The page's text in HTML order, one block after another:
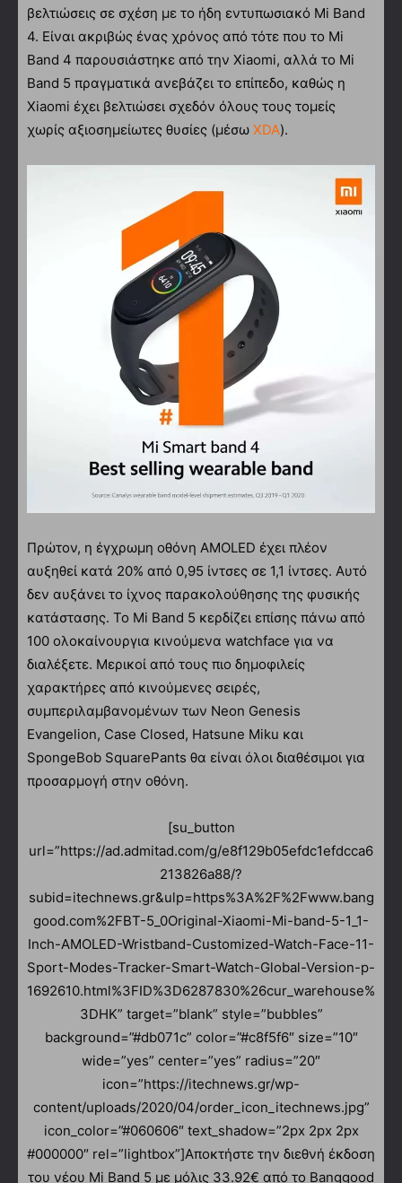
βελτιώσεις σε σχέση με το ήδη εντυπωσιακό Mi Band
4. Είναι ακριβώς ένας χρόνος από τότε που το Mi
Band 4 παρουσιάστηκε από την Xiaomi, αλλά το Mi
Band 5 πραγματικά ανεβάζει το επίπεδο, καθώς η
Xiaomi έχει βελτιώσει σχεδόν όλους τους τομείς
χωρίς αξιοσημείωτες θυσίες (μέσω XDA).
Πρώτον, η έγχρωμη οθόνη AMOLED έχει πλέον
αυξηθεί κατά 20% από 0,95 ίντσες σε 1,1 ίντσες. Αυτό
δεν αυξάνει το ίχνος παρακολούθησης της φυσικής
κατάστασης. Το Mi Band 5 κερδίζει επίσης πάνω από
100 ολοκαίνουργια κινούμενα watchface για να
διαλέξετε. Μερικοί από τους πιο δημοφιλείς
χαρακτήρες από κινούμενες σειρές,
συμπεριλαμβανομένων των Neon Genesis
Evangelion, Case Closed, Hatsune Miku και
SpongeBob SquarePants θα είναι όλοι διαθέσιμοι για
προσαρμογή στην οθόνη.
[su_button
url=”https://ad.admitad.com/g/e8f129b05efdc1efdcca6
213826a88/?
subid=itechnews.gr&ulp=https%3A%2F%2Fwww.bang
good.com%2FBT-5_0Original-Xiaomi-Mi-band-5-1_1-
Inch-AMOLED-Wristband-Customized-Watch-Face-11-
Sport-Modes-Tracker-Smart-Watch-Global-Version-p-
1692610.html%3FID%3D6287830%26cur_warehouse%
3DHK” target=”blank” style=”bubbles”
background=”#db071c” color=”#c8f5f6″ size=”10″
wide=”yes” center=”yes” radius=”20″
icon=”https://itechnews.gr/wp-
content/uploads/2020/04/order_icon_itechnews.jpg”
icon_color=”#060606″ text_shadow=”2px 2px 2px
#000000″ rel=”lightbox”]Αποκτήστε την διεθνή έκδοση
του νέου Mi Band 5 με μόλις 33.92€ από το Banggood